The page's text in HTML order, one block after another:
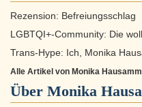
Rezension: Befreiungsschlag
LGBTQI+-Community: Die
Trans-Hype: Ich, Monika
Alle Artikel von Monika
Über Monika